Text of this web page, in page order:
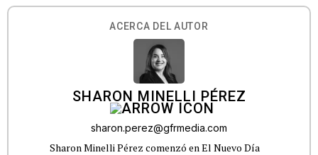
ACERCA DEL AUTOR
SHARON MINELLI PÉREZ
sharon.perez@gfrmedia.com
Sharon Minelli Pérez comenzó en El Nuevo Día